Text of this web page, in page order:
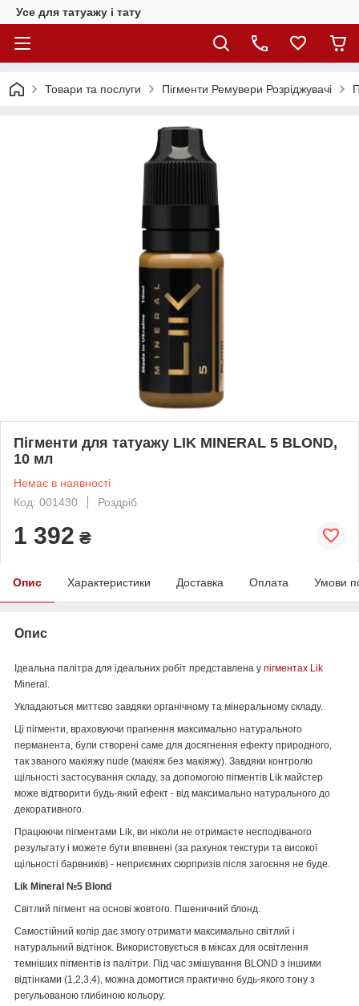
Усе для татуажу і тату
Товари та послуги Пігменти Ремувери Розріджувачі
Пігменти для татуажу LIK MINERAL 5 BLOND,
10 мл
Немає в наявності
Код: 001430
Роздріб
1 392 ₴
Опис Характеристики Доставка Оплата Умови
Опис
Ідеальна палітра для ідеальних робіт представлена у пігментах Lik
Mineral.
Укладаються миттєво завдяки органічному та мінеральному складу.
Ці пігменти, враховуючи прагнення максимально натурального
перманента, були створені саме для досягнення ефекту природного,
так званого макіяжу nude (макіяж без макіяжу). Завдяки контролю
щільності застосування складу, за допомогою пігментів Lik майстер
може відтворити будь-який ефект - від максимально натурального до
декоративного.
Працюючи пігментами Lik, ви ніколи не отримаєте несподіваного
результату і можете бути впевнені (за рахунок текстури та високої
щільності барвників) - неприємних сюрпризів після загоєння не буде.
Lik Mineral №5 Blond
Світлий пігмент на основі жовтого. Пшеничний блонд.
Самостійний колір дає змогу отримати максимально світлий і
натуральний відтінок. Використовується в міксах для освітлення
темніших пігментів із палітри. Під час змішування BLOND з іншими
відтінками (1,2,3,4), можна домогтися практично будь-якого тону з
регульованою глибиною кольору.